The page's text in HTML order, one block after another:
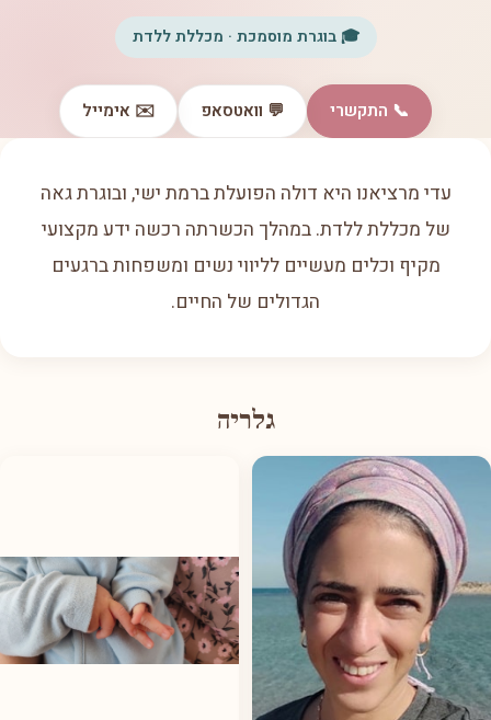
🎓 בוגרת מוסמכת · מכללת ללדת
📞 התקשרי 💬 וואטסאפ ✉️ אימייל
עדי מרציאנו היא דולה הפועלת ברמת ישי, ובוגרת גאה
של מכללת ללדת. במהלך הכשרתה רכשה ידע מקצועי
מקיף וכלים מעשיים לליווי נשים ומשפחות ברגעים
הגדולים של החיים.
גלריה